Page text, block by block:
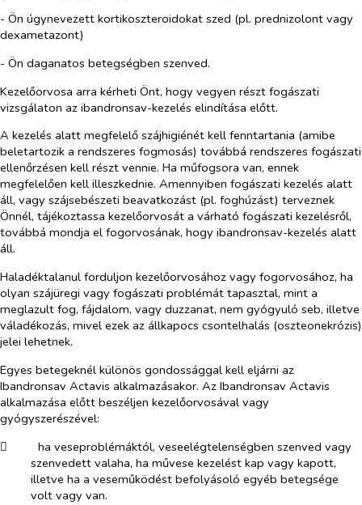
- Ön úgynevezett kortikoszteroidokat szed (pl. prednizolont vagy
dexametazont)
- Ön daganatos betegségben szenved.
Kezelőorvosa arra kérheti Önt, hogy vegyen részt fogászati
vizsgálaton az ibandronsav-kezelés elindítása előtt.
A kezelés alatt megfelelő szájhigiénét kell fenntartania (amibe
beletartozik a rendszeres fogmosás) továbbá rendszeres fogászati
ellenőrzésen kell részt vennie. Ha műfogsora van, ennek
megfelelően kell illeszkednie. Amennyiben fogászati kezelés alatt
áll, vagy szájsebészeti beavatkozást (pl. foghúzást) terveznek
Önnél, tájékoztassa kezelőorvosát a várható fogászati kezelésről,
továbbá mondja el fogorvosának, hogy ibandronsav-kezelés alatt
áll.
Haladéktalanul forduljon kezelőorvosához vagy fogorvosához, ha
olyan szájüregi vagy fogászati problémát tapasztal, mint a
meglazult fog, fájdalom, vagy duzzanat, nem gyógyuló seb, illetve
váladékozás, mivel ezek az állkapocs csontelhalás (oszteonekrózis)
jelei lehetnek.
Egyes betegeknél különös gondossággal kell eljárni az
Ibandronsav Actavis alkalmazásakor. Az Ibandronsav Actavis
alkalmazása előtt beszéljen kezelőorvosával vagy
gyógyszerészével:
​
ha veseproblémáktól, veseelégtelenségben szenved vagy
szenvedett valaha, ha művese kezelést kap vagy kapott,
illetve ha a veseműködést befolyásoló egyéb betegsége
volt vagy van.